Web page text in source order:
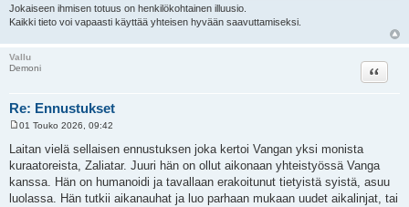
Jokaiseen ihmisen totuus on henkilökohtainen illuusio.
Kaikki tieto voi vapaasti käyttää yhteisen hyvään saavuttamiseksi.
Vallu
Demoni
Re: Ennustukset
Lainaa
i
e
s
t
i
01 Touko 2026, 09:42
Laitan vielä sellaisen ennustuksen joka kertoi Vangan yksi monista
kuraatoreista, Zaliatar. Juuri hän on ollut aikonaan yhteistyössä Vanga
kanssa. Hän on humanoidi ja tavallaan erakoitunut tietyistä syistä, asuu
luolassa. Hän tutkii aikanauhat ja luo parhaan mukaan uudet aikalinjat, tai